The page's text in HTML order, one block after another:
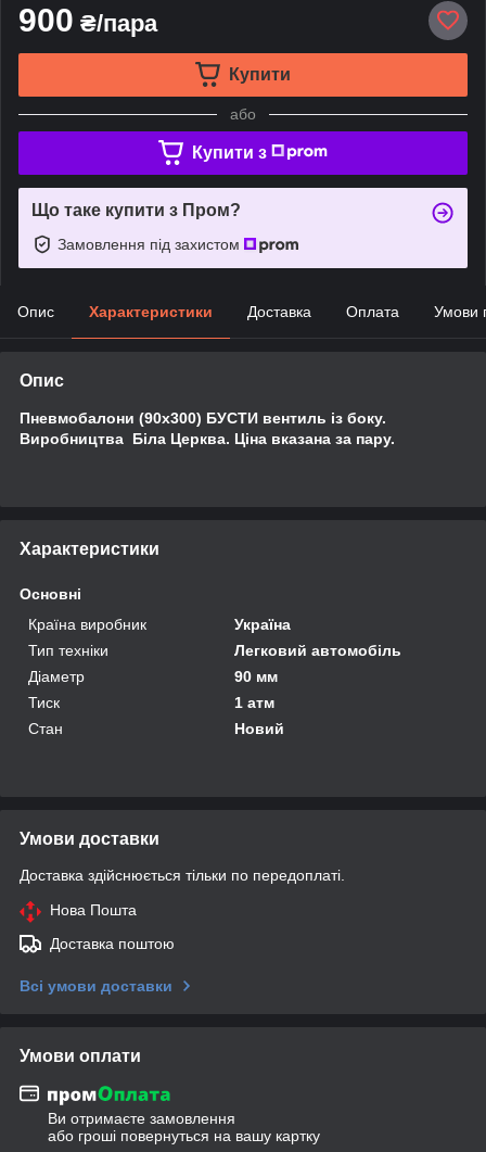
900 ₴/пара
Купити
або
Купити з
Що таке купити з Пром?
Замовлення під захистом
Опис Характеристики Доставка Оплата Умови
Опис
Пневмобалони (90x300) БУСТИ вентиль із боку.
Виробництва Біла Церква. Ціна вказана за пару.
Характеристики
Основні
Країна виробник
Україна
Тип техніки
Легковий автомобіль
Діаметр
90 мм
Тиск
1 атм
Стан
Новий
Умови доставки
Доставка здійснюється тільки по передоплаті.
Нова Пошта
Доставка поштою
Всі умови доставки
Умови оплати
Ви отримаєте замовлення
або гроші повернуться на вашу картку